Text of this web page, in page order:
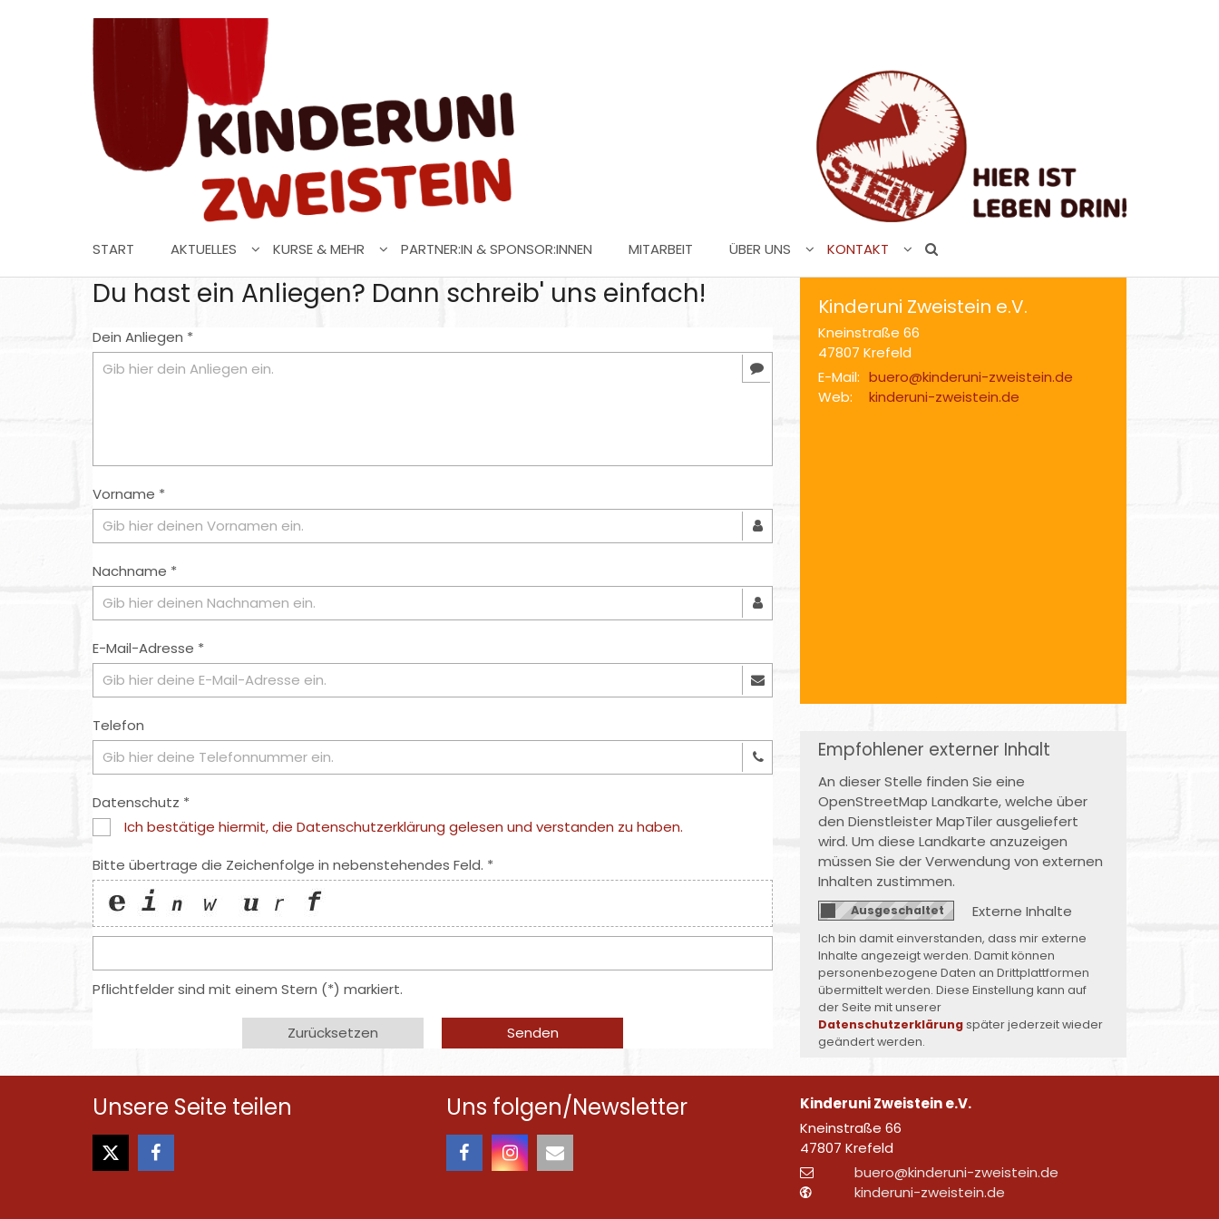
START AKTUELLES KURSE & MEHR PARTNER:IN & SPONSOR:INNEN MITARBEIT ÜBER UNS KONTAKT
Du hast ein Anliegen? Dann schreib' uns einfach!
Dein Anliegen *
Vorname *
Nachname *
E-Mail-Adresse *
Telefon
Datenschutz *
Ich bestätige hiermit, die Datenschutzerklärung gelesen und verstanden zu haben.
Bitte übertrage die Zeichenfolge in nebenstehendes Feld. *
Pflichtfelder sind mit einem Stern (*) markiert.
Zurücksetzen
Kinderuni Zweistein e.V.
Kneinstraße 66
47807 Krefeld
E-Mail: buero@kinderuni-zweistein.de
Web:
kinderuni-zweistein.de
Empfohlener externer Inhalt
An dieser Stelle finden Sie eine
OpenStreetMap Landkarte, welche über
den Dienstleister MapTiler ausgeliefert
wird. Um diese Landkarte anzuzeigen
müssen Sie der Verwendung von externen
Inhalten zustimmen.
Externe Inhalte
Ich bin damit einverstanden, dass mir externe
Inhalte angezeigt werden. Damit können
personenbezogene Daten an Drittplattformen
übermittelt werden. Diese Einstellung kann auf
der Seite mit unserer
Datenschutzerklärungspäter jederzeit wieder
geändert werden.
Unsere Seite teilen Uns folgen/Newsletter
Kinderuni Zweistein e.V.
Kneinstraße 66
47807 Krefeld
buero@kinderuni-zweistein.de
kinderuni-zweistein.de